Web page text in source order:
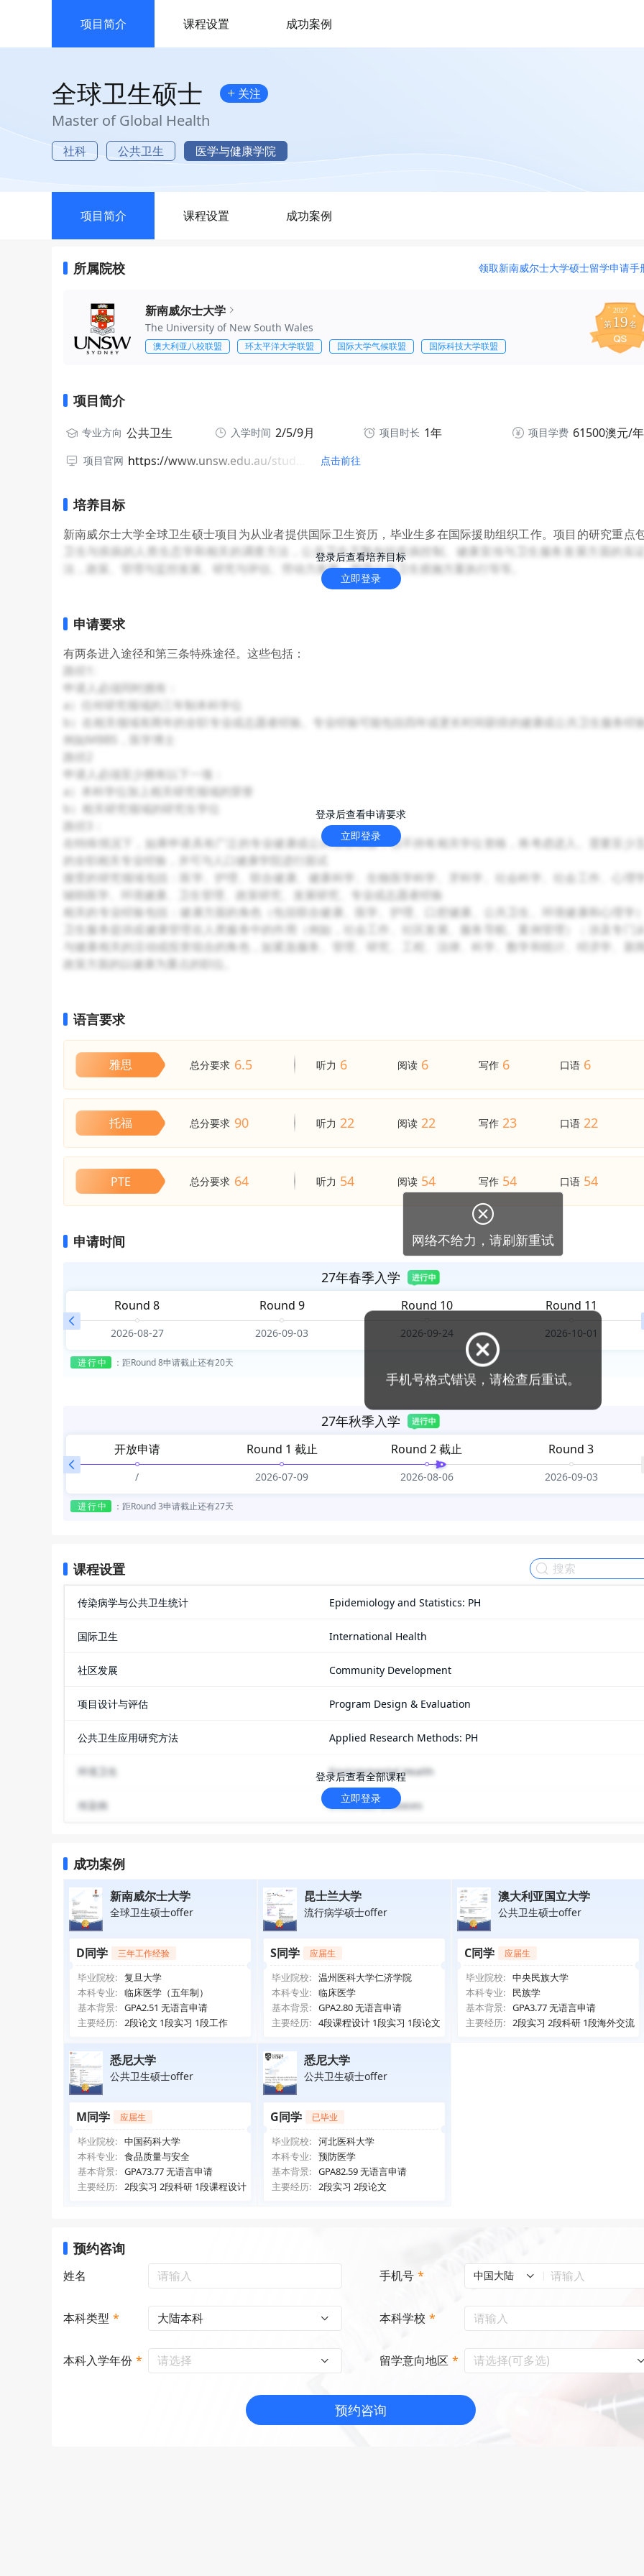
项目简介 课程设置 成功案例
全球卫生硕士 + 关注
Master of Global Health
社科 公共卫生 医学与健康学院
项目简介 课程设置 成功案例
所属院校 领取新南威尔士大学硕士留学申请手
新南威尔士大学
The University of New South Wales
澳大利亚八校联盟 环太平洋大学联盟 国际大学气候联盟 国际科技大学联盟
2027
第 19名
项目简介
专业方向 公共卫生 入学时间 2/5/9月 项目时长 1年 项目学费 61500澳元/年
项目官网 点击前往
登录后查看培养目标
立即登录
培养目标
新南威尔士大学全球卫生硕士项目为从业者提供国际卫生资历，毕业生多在国际援助组织工作。项目的研究重点
卫生与疾病的人类生态学和相关的调查方法，公共卫生干预包括疾病控制、健康宣传与卫生服务发展方面的实证
法，政策、管理与监控发展、研究与评估、劳动力发展、指导公共卫生措施方案执行等等。
登录后查看申请要求
立即登录
申请要求
有两条进入途径和第三条特殊途径。这些包括：
路径1:
申请人必须同时拥有：
a）任何研究领域的三年制本科学位
b）在相关领域有两年的全职专业或志愿者经验。专业经验可能包括四年或更长时间获得的健康或公共卫生服务经验
例如MBBS，医学博士
路径2
申请人必须至少拥有以下一项：
a）本科学位加上相关研究领域的荣誉
b）相关研究领域的研究生学位
路径3：
在特殊情况下，如果申请具有广泛的专业健康或公共卫生经验，但不持有相关学位资格，将考虑进入。需要至少
的全职相关专业经验，并可与人口健康学院进行面试
接受的研究领域包括：医学、护理、联合健康、健康科学、生物医学科学、牙科学、社会科学、社会工作、心理学
辅助医学、环境健康、卫生管理、政策研究、发展研究、专业或志愿者经验
相关的专业经验包括：健康方面的角色（包括联合健康、医学、护理、口腔健康、公共卫生、环境健康和心理学）
卫生服务提供或健康管理在人类服务中的作用（例如，社会工作、社区发展、服务导航、案例管理）；涉及专门
与健康相关的活动或投资组合的角色，如紧急服务、管理、研究、工程、法律、科学、数学和统计、经济学、新
政策方面的以健康为重点的职位。
语言要求
雅思 总分要求 6.5 听力 6 阅读 6 写作 6 口语 6
托福 总分要求 90 听力 22 阅读 22 写作 23 口语 22
PTE 总分要求 64 听力 54 阅读 54 写作 54 口语 54
申请时间
27年春季入学
Round 8
2026-08-27
Round 9
2026-09-03
Round 10
2026-09-24
Round 11
2026-10-01
进行中 ： 距Round 8申请截止还有20天
27年秋季入学
开放申请
/
Round 1 截止
2026-07-09
Round 2 截止
2026-08-06
Round 3
2026-09-03
进行中 ： 距Round 3申请截止还有27天
课程设置
传染病学与公共卫生统计 Epidemiology and Statistics: PH
国际卫生 International Health
社区发展 Community Development
项目设计与评估 Program Design & Evaluation
公共卫生应用研究方法 Applied Research Methods: PH
环境卫生 Environmental Health
传染病 Infectious Diseases
登录后查看全部课程
立即登录
成功案例
新南威尔士大学
全球卫生硕士offer
D同学 三年工作经验
毕业院校: 复旦大学
本科专业: 临床医学（五年制）
基本背景: GPA2.51 无语言申请
主要经历: 2段论文 1段实习 1段工作
昆士兰大学
流行病学硕士offer
S同学 应届生
毕业院校: 温州医科大学仁济学院
本科专业: 临床医学
基本背景: GPA2.80 无语言申请
主要经历: 4段课程设计 1段实习 1段论文
澳大利亚国立大学
公共卫生硕士offer
C同学 应届生
毕业院校: 中央民族大学
本科专业:
民族学
基本背景: GPA3.77 无语言申请
主要经历: 2段实习 2段科研 1段海外交流
悉尼大学
公共卫生硕士offer
M同学 应届生
毕业院校: 中国药科大学
本科专业: 食品质量与安全
基本背景: GPA73.77 无语言申请
主要经历: 2段实习 2段科研 1段课程设计
悉尼大学
公共卫生硕士offer
G同学 已毕业
毕业院校: 河北医科大学
本科专业: 预防医学
基本背景: GPA82.59 无语言申请
主要经历: 2段实习 2段论文
预约咨询
姓名 手机号 * 中国大陆
本科类型 * 大陆本科 本科学校 *
本科入学年份 * 请选择 留学意向地区 * 请选择(可多选)
预约咨询